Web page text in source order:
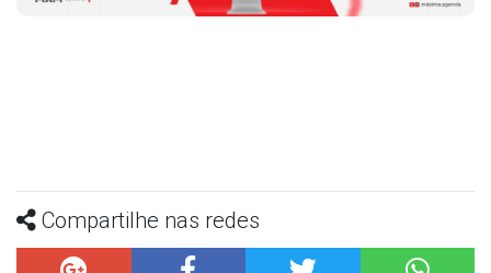
Compartilhe nas redes